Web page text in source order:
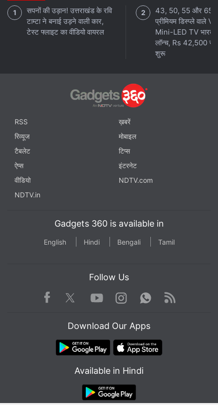
सपनों की उड़ान! उत्तराखंड के रवि
टाम्टा ने बनाई उड़ने वाली कार,
टेस्ट फ्लाइट का वीडियो वायरल
43, 50, 55 और 65
प्रीमियम डिस्प्ले वाले
Mini-LED TV भारत
लॉन्च, Rs 42,500 से
शुरू
RSS
ख़बरें
रिव्यूज
मोबाइल
टैबलेट
टिप्स
ऐप्स
इंटरनेट
वीडियो
NDTV.com
NDTV.in
Gadgets 360 is available in
English Hindi Bengali Tamil
Follow Us
Facebook TwitterYoutube
Instagram WhatsApp
Rss
Download Our Apps
Available in Hindi